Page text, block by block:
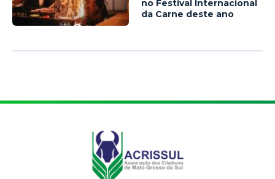
no Festival Internacional
da Carne deste ano